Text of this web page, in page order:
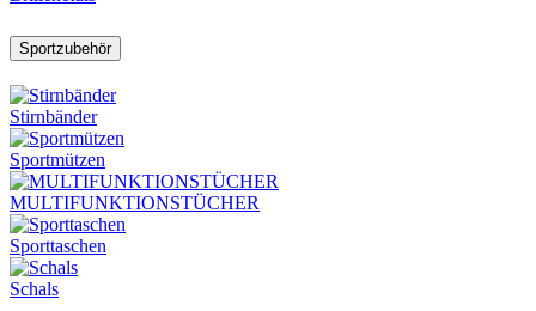
Sportzubehör
Stirnbänder
Sportmützen
MULTIFUNKTIONSTÜCHER
Sporttaschen
Schals